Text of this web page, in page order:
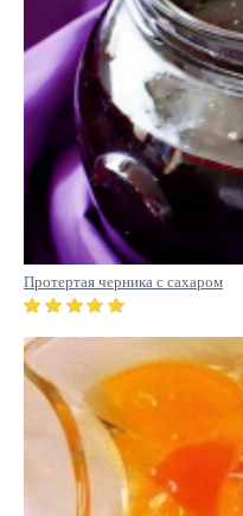
Протертая черника с сахаром